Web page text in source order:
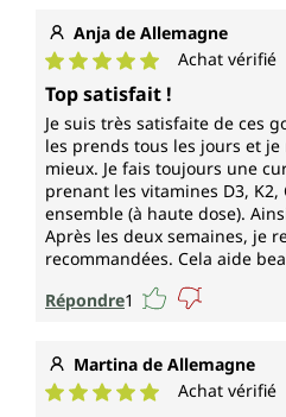
Anja de Allemagne
Note moyenne de 5 sur 5
Achat vérifié
Top satisfait !
Je suis très satisfaite de ces
les prends tous les jours et
mieux. Je fais toujours une
prenant les vitamines D3, K2,
ensemble (à haute dose).
Après les deux semaines, je
recommandées. Cela aide
Répondre1
Martina de Allemagne
Achat vérifié